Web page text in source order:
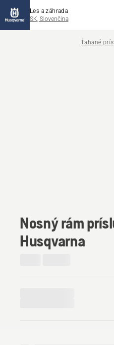
Les a záhrada
SK, Slovenčina
Ťahané
Nosný rám
Husqvarna